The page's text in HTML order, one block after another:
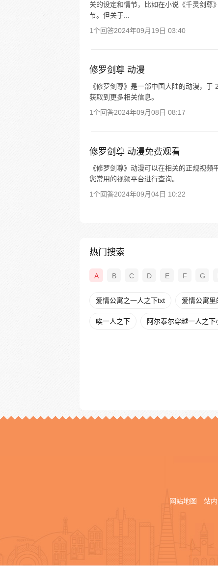
关的设定和情节，比如在小说《千灵剑尊
节。但关于...
1个回答2024年09月19日 03:40
修罗剑尊 动漫
《修罗剑尊》是一部中国大陆的动漫，
获取到更多相关信息。
1个回答2024年09月08日 08:17
修罗剑尊 动漫免费观看
《修罗剑尊》动漫可以在相关的正规视
您常用的视频平台进行查询。
1个回答2024年09月04日 10:22
热门搜索
A B C D E F G
爱情公寓之一人之下txt 爱情公寓
唉一人之下 阿尔泰尔穿越一人之下
网站地图 站